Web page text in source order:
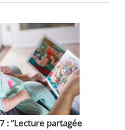
: “Lecture partagée